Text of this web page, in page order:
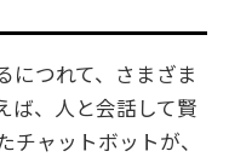
につれて、さまざま
ば、人と会話して賢
ャットボットが、